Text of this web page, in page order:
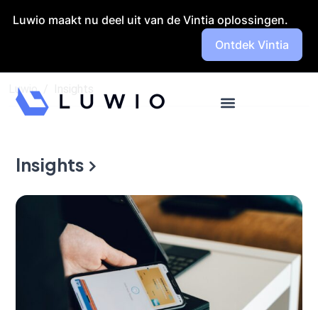
Luwio maakt nu deel uit van de Vintia oplossingen.
Ontdek Vintia
Luwio
Insights